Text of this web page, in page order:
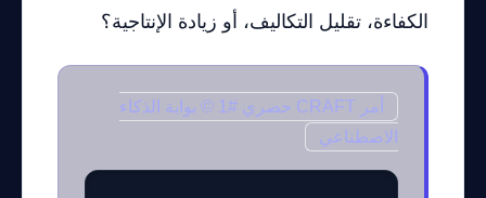
الكفاءة، تقليل التكاليف، أو زيادة الإنتاجية؟
أمر CRAFT حصري #1 © بوابة الذكاء
الاصطناعي